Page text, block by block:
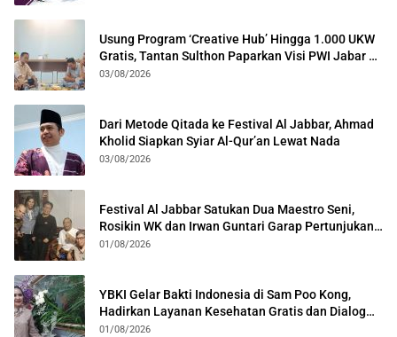
Usung Program ‘Creative Hub’ Hingga 1.000 UKW
Gratis, Tantan Sulthon Paparkan Visi PWI Jabar di
Kota Bogor
03/08/2026
Dari Metode Qitada ke Festival Al Jabbar, Ahmad
Kholid Siapkan Syiar Al-Qur’an Lewat Nada
03/08/2026
Festival Al Jabbar Satukan Dua Maestro Seni,
Rosikin WK dan Irwan Guntari Garap Pertunjukan
Kolosal
01/08/2026
YBKI Gelar Bakti Indonesia di Sam Poo Kong,
Hadirkan Layanan Kesehatan Gratis dan Dialog
Kebangsaan
01/08/2026